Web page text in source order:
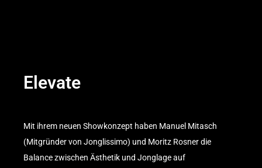
Elevate
Mit ihrem neuen Showkonzept haben Manuel Mitasch
(Mitgründer von Jonglissimo) und Moritz Rosner die
Balance zwischen Ästhetik und Jonglage auf